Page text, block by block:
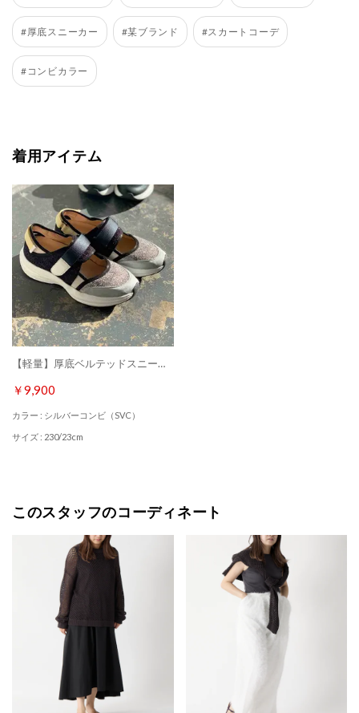
#厚底スニーカー #某ブランド #スカートコーデ
#コンビカラー
着用アイテム
【軽量】厚底ベルテッドスニーカー （シルバーコンビ）
￥9,900
カラー : シルバーコンビ（SVC）
サイズ : 230/23cm
このスタッフのコーディネート